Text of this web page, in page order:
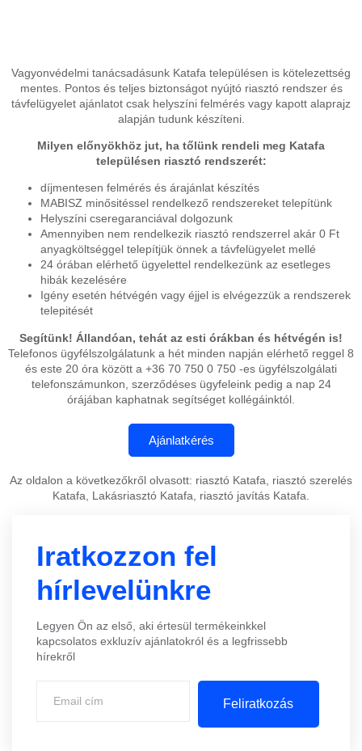
Vagyonvédelmi tanácsadásunk Katafa településen is kötelezettség
mentes. Pontos és teljes biztonságot nyújtó riasztó rendszer és
távfelügyelet ajánlatot csak helyszíni felmérés vagy kapott alaprajz
alapján tudunk készíteni.
Milyen előnyökhöz jut, ha tőlünk rendeli meg Katafa
településen riasztó rendszerét:
díjmentesen felmérés és árajánlat készítés
MABISZ minősitéssel rendelkező rendszereket telepítünk
Helyszíni cseregaranciával dolgozunk
Amennyiben nem rendelkezik riasztó rendszerrel akár 0 Ft
anyagköltséggel telepítjük önnek a távfelügyelet mellé
24 órában elérhető ügyelettel rendelkezünk az esetleges
hibák kezelésére
Igény esetén hétvégén vagy éjjel is elvégezzük a rendszerek
telepitését
Segítünk! Állandóan, tehát az esti órákban és hétvégén is!
Telefonos ügyfélszolgálatunk a hét minden napján elérhető reggel 8
és este 20 óra között a +36 70 750 0 750 -es ügyfélszolgálati
telefonszámunkon, szerződéses ügyfeleink pedig a nap 24
órájában kaphatnak segítséget kollégáinktól.
Az oldalon a következőkről olvasott: riasztó Katafa, riasztó szerelés
Katafa, Lakásriasztó Katafa, riasztó javítás Katafa.
Iratkozzon fel
hírlevelünkre
Legyen Ön az első, aki értesül termékeinkkel
kapcsolatos exkluzív ajánlatokról és a legfrissebb
hírekről
Feliratkozás